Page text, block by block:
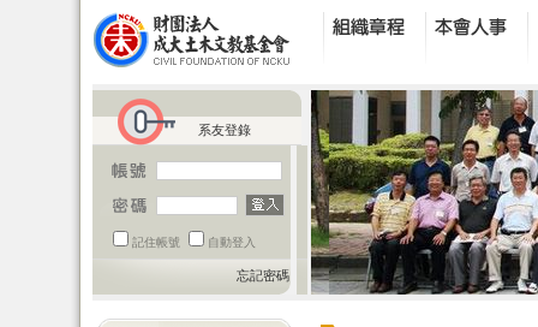
系友登錄
記住帳號 自動登入
忘記密碼